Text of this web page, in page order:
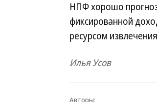
НПФ хорошо
фиксированной
ресурсом
Илья Усов
Авторы: